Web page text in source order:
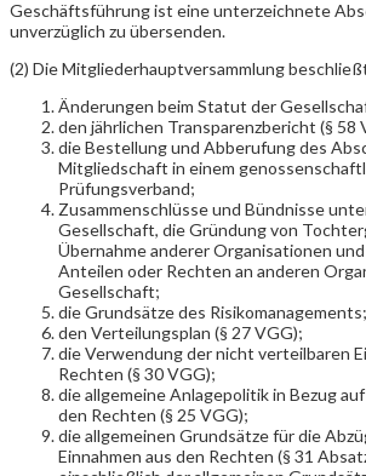
Geschäftsführung ist eine unterzeichnete
unverzüglich zu übersenden.
(2) Die Mitgliederhauptversammlung
Änderungen beim Statut der
den jährlichen Transparenzbericht (§ 58
die Bestellung und Abberufung des
Mitgliedschaft in einem
Prüfungsverband;
Zusammenschlüsse und Bündnisse
Gesellschaft, die Gründung von
Übernahme anderer Organisationen
Anteilen oder Rechten an anderen
Gesellschaft;
die Grundsätze des Risikomanagements;
den Verteilungsplan (§ 27 VGG);
die Verwendung der nicht verteilbaren
Rechten (§ 30 VGG);
die allgemeine Anlagepolitik in Bezug
den Rechten (§ 25 VGG);
die allgemeinen Grundsätze für die
Einnahmen aus den Rechten (§ 31